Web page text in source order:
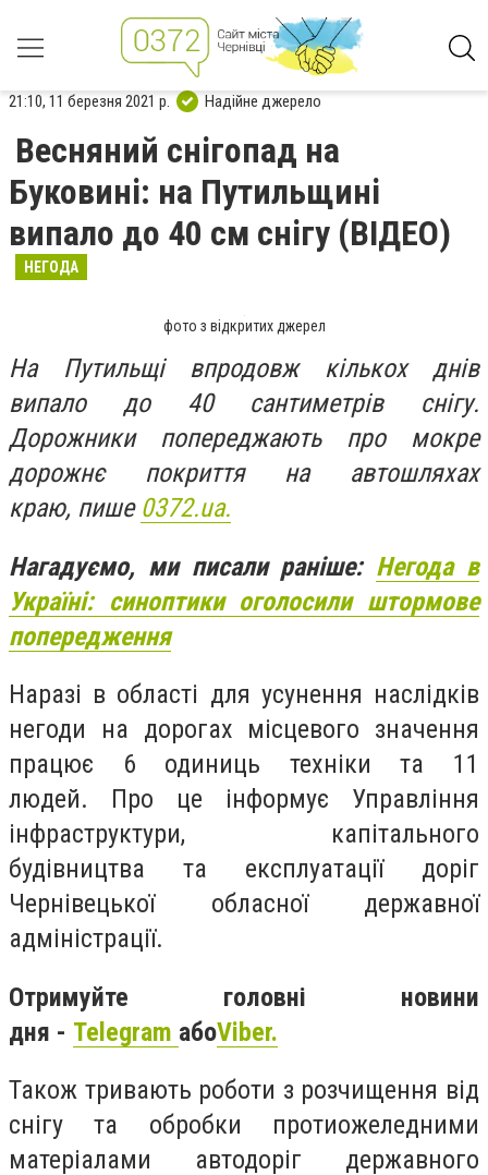
21:10, 11 березня 2021 р. Надійне джерело
Весняний снігопад на
Буковині: на Путильщині
випало до 40 см снігу (ВІДЕО)
НЕГОДА
фото з відкритих джерел
На Путильщі впродовж кількох днів
випало до 40 сантиметрів снігу.
Дорожники попереджають про мокре
дорожнє покриття на автошляхах
краю, пише 0372.ua.
Нагадуємо, ми писали раніше: Негода в
Україні: синоптики оголосили штормове
попередження
Наразі в області для усунення наслідків
негоди на дорогах місцевого значення
працює 6 одиниць техніки та 11
людей. Про це інформує Управління
інфраструктури, капітального
будівництва та експлуатації доріг
Чернівецької обласної державної
адміністрації.
Отримуйте головні новини
дня - Telegram абоViber.
Також тривають роботи з розчищення від
снігу та обробки протиожеледними
матеріалами автодоріг державного